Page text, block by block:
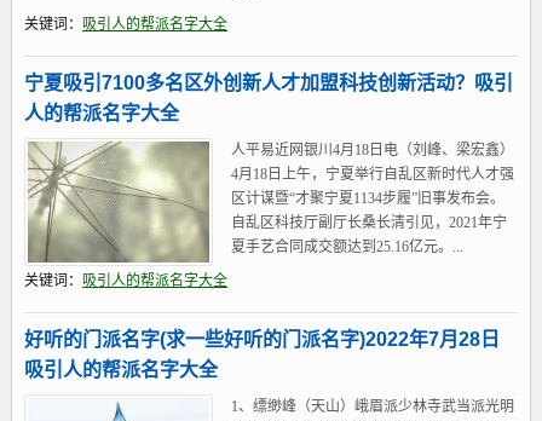
关键词： 吸引人的帮派名字大全
宁夏吸引7100多名区外创新人才加盟科技创新活动？吸引
人的帮派名字大全
人平易近网银川4月18日电（刘峰、梁宏鑫）
4月18日上午，宁夏举行自乱区新时代人才强
区计谋暨“才聚宁夏1134步履”旧事发布会。
自乱区科技厅副厅长桑长清引见，2021年宁
夏手艺合同成交额达到25.16亿元。...
关键词： 吸引人的帮派名字大全
好听的门派名字(求一些好听的门派名字)2022年7月28日
吸引人的帮派名字大全
1、缥缈峰（天山）峨眉派少林寺武当派光明